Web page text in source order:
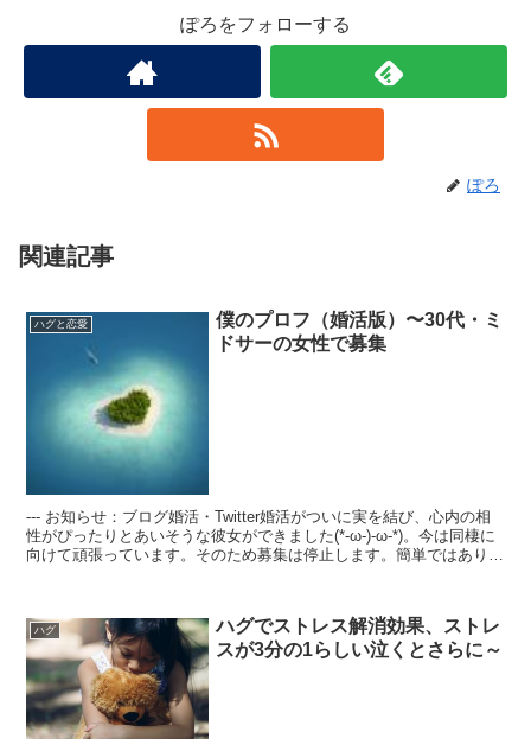
ぽろをフォローする
ぽろ
関連記事
ハグと恋愛
僕のプロフ（婚活版）〜30代・ミ
ドサーの女性で募集
--- お知らせ：ブログ婚活・Twitter婚活がついに実を結び、心内の相
性がぴったりとあいそうな彼女ができました(*-ω-)-ω-*)。今は同棲に
向けて頑張っています。そのため募集は停止します。簡単ではありま
ハグ
ハグでストレス解消効果、ストレ
スが3分の1らしい泣くとさらに～